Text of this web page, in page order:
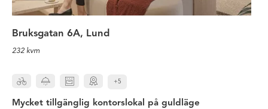
Bruksgatan 6A, Lund
232 kvm
+5
Mycket tillgänglig kontorslokal på guldläge